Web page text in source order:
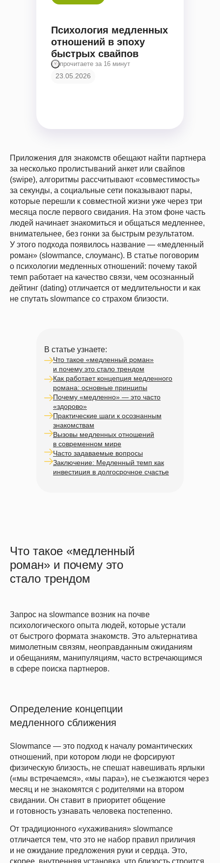
Психология медленных
отношений в эпоху
быстрых свайпов
прочитаете за 16 минут
23.05.2026
Приложения для знакомств обещают найти партнера
за несколько пролистываний анкет или свайпов
(swipe), алгоритмы рассчитывают «совместимость»
за секунды, а социальные сети показывают пары,
которые перешли к совместной жизни уже через три
месяца после первого свидания. На этом фоне часть
людей начинает знакомиться и общаться медленнее,
внимательнее, без гонки за быстрым результатом.
У этого подхода появилось название — «медленный
роман» (slowmance, слоуманс). В статье поговорим
о психологии медленных отношений: почему такой
темп работает на качество связи, чем осознанный
дейтинг (dating) отличается от медлительности и как
не спутать slowmance со страхом близости.
В статье узнаете:
Что такое «медленный роман»
и почему это стало трендом
Как работает концепция медленного
романа: основные принципы
Почему «медленно» — это часто
«здорово»
Практические шаги к осознанным
знакомствам
Вызовы медленных отношений
в современном мире
Часто задаваемые вопросы
Заключение: Медленный темп как
инвестиция в долгосрочное счастье
Что такое «медленный
роман» и почему это
стало трендом
Запрос на slowmance возник на почве
психологического опыта людей, которые устали
от быстрого формата знакомств. Это альтернатива
мимолетным связям, неоправданным ожиданиям
и обещаниям, манипуляциям, часто встречающимся
в сфере поиска партнеров.
Определение концепции
медленного сближения
Slowmance — это подход к началу романтических
отношений, при котором люди не форсируют
физическую близость, не спешат навешивать ярлыки
(«мы встречаемся», «мы пара»), не съезжаются через
месяц и не знакомятся с родителями на втором
свидании. Он ставит в приоритет общение
и готовность узнавать человека постепенно.
От традиционного «ухаживания» slowmance
отличается тем, что это не набор правил приличия
и не ожидание предложения руки и сердца. Это,
скорее, внутренняя установка, что близость строится,